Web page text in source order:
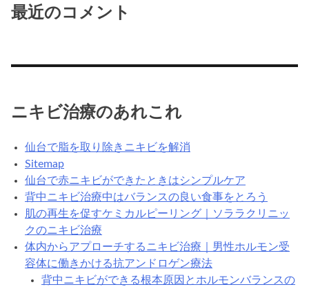
最近のコメント
ニキビ治療のあれこれ
仙台で脂を取り除きニキビを解消
Sitemap
仙台で赤ニキビができたときはシンプルケア
背中ニキビ治療中はバランスの良い食事をとろう
肌の再生を促すケミカルピーリング｜ソララクリニッ
クのニキビ治療
体内からアプローチするニキビ治療｜男性ホルモン受
容体に働きかける抗アンドロゲン療法
背中ニキビができる根本原因とホルモンバランスの